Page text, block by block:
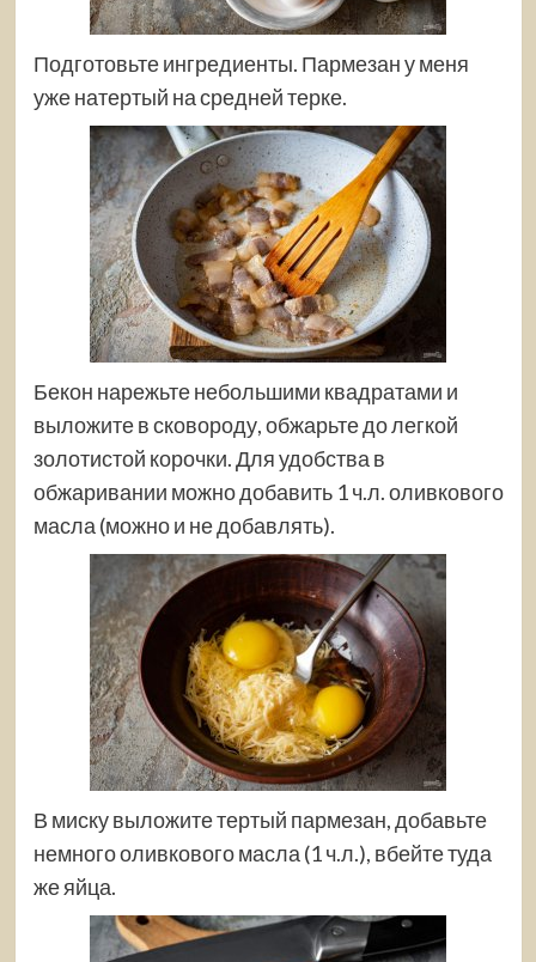
Подготовьте ингредиенты. Пармезан у меня
уже натертый на средней терке.
Бекон нарежьте небольшими квадратами и
выложите в сковороду, обжарьте до легкой
золотистой корочки. Для удобства в
обжаривании можно добавить 1 ч.л. оливкового
масла (можно и не добавлять).
В миску выложите тертый пармезан, добавьте
немного оливкового масла (1 ч.л.), вбейте туда
же яйца.